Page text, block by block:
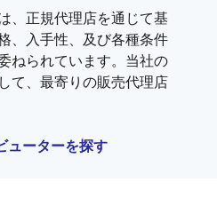
、正規代理店を通じて基
、入手性、及び各種条件
ねられています。当社の
て、最寄りの販売代理店
ューターを探す